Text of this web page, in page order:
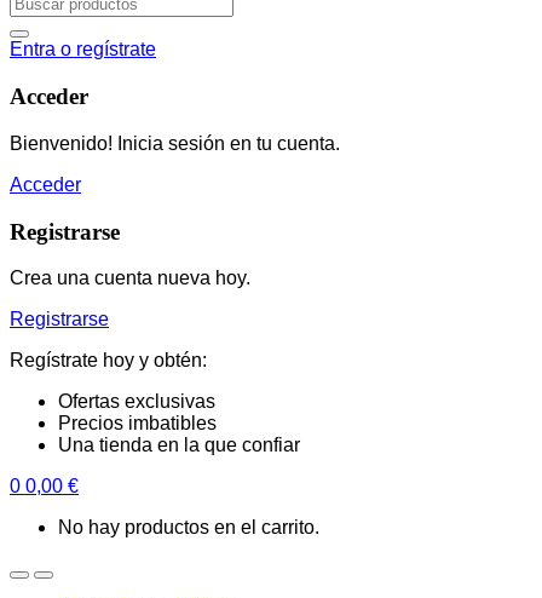
Entra o regístrate
Acceder
Bienvenido! Inicia sesión en tu cuenta.
Acceder
Registrarse
Crea una cuenta nueva hoy.
Registrarse
Regístrate hoy y obtén:
Ofertas exclusivas
Precios imbatibles
Una tienda en la que confiar
0 0,00 €
No hay productos en el carrito.